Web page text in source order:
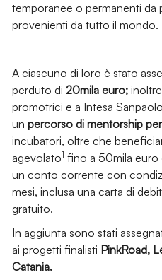
temporanee o permanenti da
provenienti da tutto il mondo.
A ciascuno di loro è stato
perduto di 20mila euro;
promotrici e a Intesa
un percorso di mentorship
incubatori, oltre che
agevolato1 fino a 50mila euro
un conto corrente con
mesi, inclusa una carta di
gratuito.
In aggiunta sono stati
ai progetti finalisti PinkRoad,
Catania.